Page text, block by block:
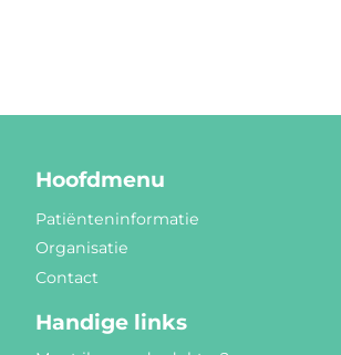
Hoofdmenu
Patiënteninformatie
Organisatie
Contact
Handige links